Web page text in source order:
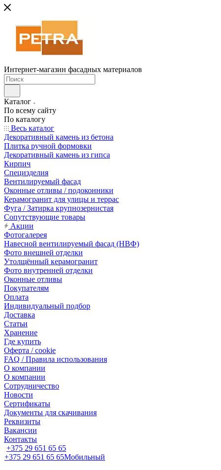
Интернет-магазин фасадных материалов
Каталог
По всему сайту
По каталогу
Весь каталог
Декоративный камень из бетона
Плитка ручной формовки
Декоративный камень из гипса
Кирпич
Специзделия
Вентилируемый фасад
Оконные отливы / подоконники
Керамогранит для улицы и террас
Фуга / Затирка крупнозернистая
Сопутствующие товары
Акции
Фотогалерея
Навесной вентилируемый фасад (НВФ)
Фото внешней отделки
Утолщённый керамогранит
Фото внутренней отделки
Оконные отливы
Покупателям
Оплата
Индивидуальный подбор
Доставка
Статьи
Хранение
Где купить
Оферта / cookie
FAQ / Правила использования
О компании
О компании
Сотрудничество
Новости
Сертификаты
Документы для скачивания
Реквизиты
Вакансии
Контакты
+375 29 651 65 65
+375 29 651 65 65Мобильный